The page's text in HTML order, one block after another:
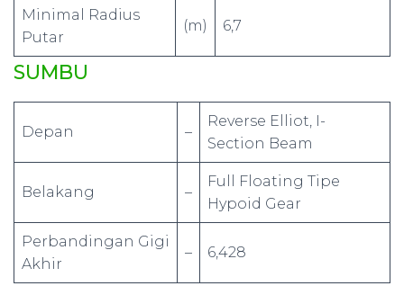
Minimal Radius
Putar
(m) 6,7
SUMBU
Depan –
Reverse Elliot, I-
Section Beam
Belakang –
Full Floating Tipe
Hypoid Gear
Perbandingan Gigi
Akhir
– 6,428